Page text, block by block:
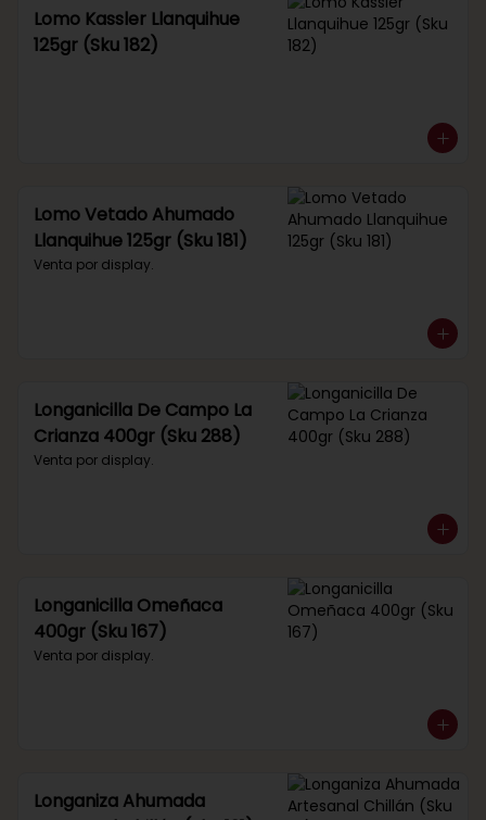
Lomo Kassler Llanquihue
125gr (Sku 182)
Lomo Vetado Ahumado
Llanquihue 125gr (Sku 181)
Venta por display.
Longanicilla De Campo La
Crianza 400gr (Sku 288)
Venta por display.
Longanicilla Omeñaca
400gr (Sku 167)
Venta por display.
Longaniza Ahumada